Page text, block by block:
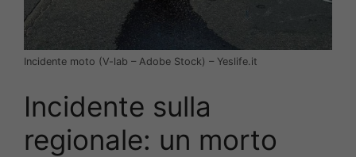
Incidente moto (V-lab – Adobe Stock) – Yeslife.it
Incidente sulla
regionale: un morto